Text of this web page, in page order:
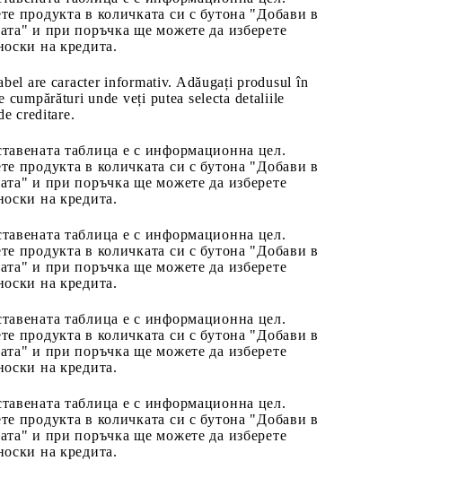
продукта в количката си с бутона "Добави в
и при поръчка ще можете да изберете
на кредита.
are caracter informativ. Adăugați produsul în
cumpărături unde veți putea selecta detaliile
creditare.
таблица е с информационна цел.
продукта в количката си с бутона "Добави в
и при поръчка ще можете да изберете
на кредита.
таблица е с информационна цел.
продукта в количката си с бутона "Добави в
и при поръчка ще можете да изберете
на кредита.
таблица е с информационна цел.
продукта в количката си с бутона "Добави в
и при поръчка ще можете да изберете
на кредита.
таблица е с информационна цел.
продукта в количката си с бутона "Добави в
и при поръчка ще можете да изберете
на кредита.